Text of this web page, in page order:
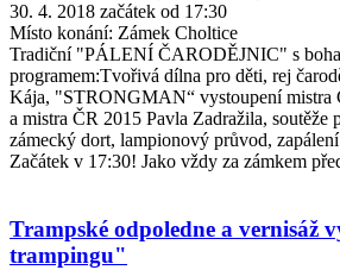
30. 4. 2018 začátek od 17:30
Místo konání: Zámek Choltice
Tradiční "PÁLENÍ ČARODĚJNIC" s
programem:Tvořivá dílna pro děti, rej
Kája, "STRONGMAN“ vystoupení mistra
a mistra ČR 2015 Pavla Zadražila, soutěže
zámecký dort, lampionový průvod,
Začátek v 17:30! Jako vždy za zámkem
Trampské odpoledne a vernisáž
trampingu"